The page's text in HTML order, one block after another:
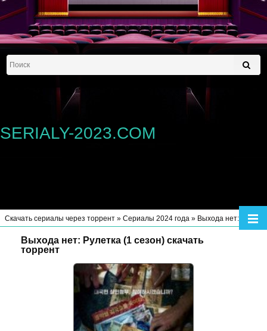
SERIALY-2023.COM
Скачать сериалы через торрент » Сериалы 2024 года » Выхода нет: Рулетка (1 сезон)
Выхода нет: Рулетка (1 сезон) скачать
торрент